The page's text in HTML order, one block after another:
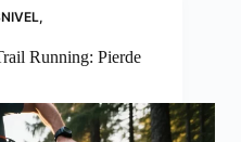
,
Running: Pierde